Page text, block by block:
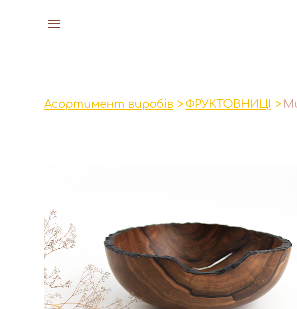
Асортимент виробів ФРУКТОВНИЦІ